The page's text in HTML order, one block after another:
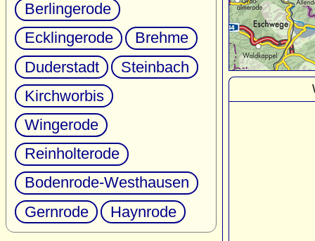
Berlingerode
Ecklingerode
Brehme
Duderstadt
Steinbach
Kirchworbis
Wingerode
Reinholterode
Bodenrode-Westhausen
Gernrode
Haynrode